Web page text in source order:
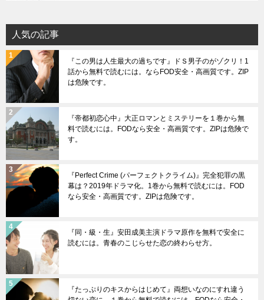
人気の記事
『この男は人生最大の過ちです』ドＳ男子のがゾクリ！1
話から無料で読むには。ならFOD安全・高画質です。ZIP
は危険です。
『帝都初恋心中』大正ロマンとミステリーを１巻から無
料で読むには。FODなら安全・高画質です。ZIPは危険で
す。
『Perfect Crime (パーフェクトクライム)』完全犯罪の黒
幕は？2019年ドラマ化。1巻から無料で読むには。FOD
なら安全・高画質です。ZIPは危険です。
『同・級・生』安田成美主演ドラマ原作を無料で安全に
読むには。青春のこじらせた恋の終わらせ方。
『たっぷりのキスからはじめて』両想いなのにすれ違う